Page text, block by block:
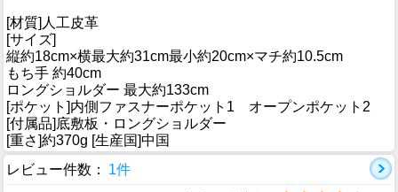
[材質]人工皮革
[サイズ]
縦約18cm×横最大約31cm最小約20cm×マチ約10.5cm
もち手 約40cm
ロングショルダー 最大約133cm
[ポケット]内側ファスナーポケット1 オープンポケット2
[付属品]底敷板・ロングショルダー
[重さ]約370g [生産国]中国
レビュー件数：
1件